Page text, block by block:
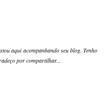
aqui acompanhando seu blog. Tenho
por compartilhar...